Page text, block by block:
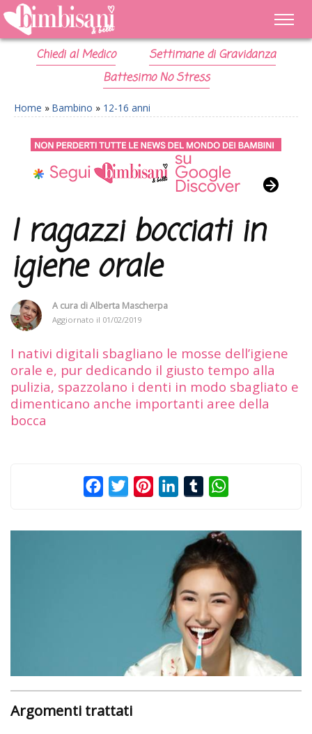
Chiedi al Medico
Settimane di Gravidanza
Battesimo No Stress
Home » Bambino » 12-16 anni
I ragazzi bocciati in
igiene orale
A cura diAlberta Mascherpa
Aggiornato il 01/02/2019
I nativi digitali sbagliano le mosse dell’igiene
orale e, pur dedicando il giusto tempo alla
pulizia, spazzolano i denti in modo sbagliato e
dimenticano anche importanti aree della
bocca
FacebookTwitterPinterestLinkedInTumblr
Argomenti trattati